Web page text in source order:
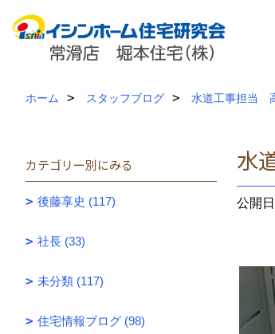
ホーム スタッフブログ 水道工事担当
水
公開
カテゴリー別にみる
後藤享史 (117)
社長 (33)
未分類 (117)
住宅情報ブログ (98)